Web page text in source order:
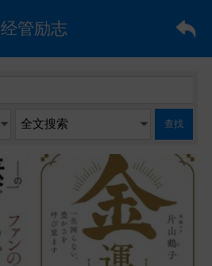
经管励志
查找